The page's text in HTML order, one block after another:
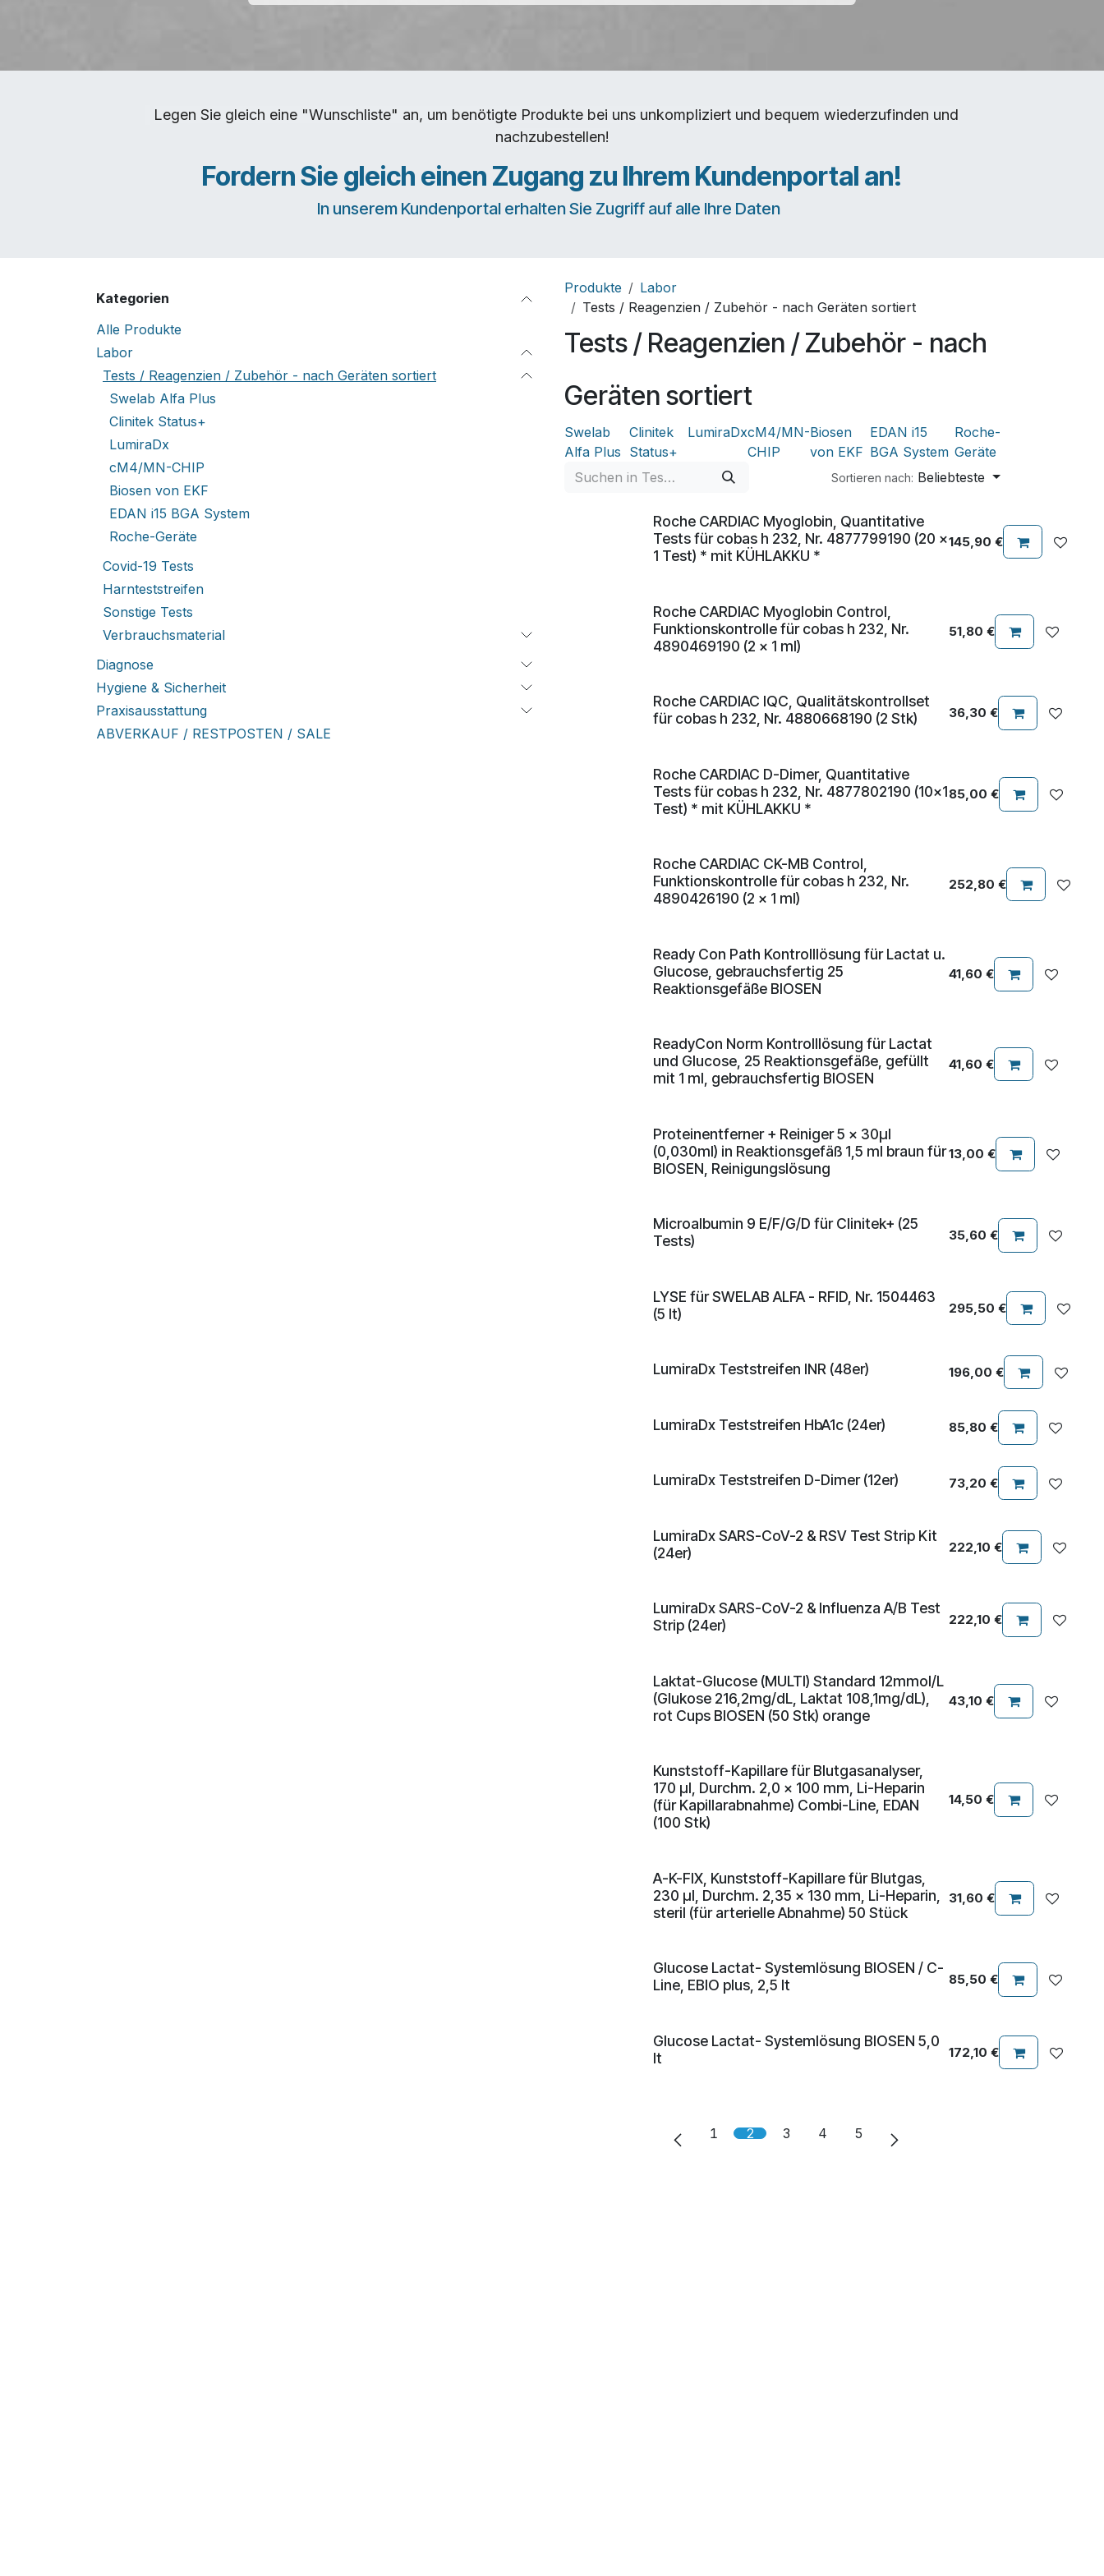
Legen Sie gleich eine "Wunschliste" an, um benötigte Produkte bei uns unkompliziert und bequem wiederzufinden und
nachzubestellen!
Fordern Sie gleich einen Zugang zu Ihrem Kundenportal an!
In unserem Kundenportal erhalten Sie Zugriff auf alle Ihre Daten
Kategorien
Alle Produkte
Labor
Tests / Reagenzien / Zubehör - nach Geräten sortiert
Swelab Alfa Plus
Clinitek Status+
LumiraDx
cM4/MN-CHIP
Biosen von EKF
EDAN i15 BGA System
Roche-Geräte
Covid-19 Tests
Harnteststreifen
Sonstige Tests
Verbrauchsmaterial
Diagnose
Hygiene & Sicherheit
Praxisausstattung
ABVERKAUF / RESTPOSTEN / SALE
Produkte
Labor
Tests / Reagenzien / Zubehör - nach Geräten sortiert
Tests / Reagenzien / Zubehör - nach
Geräten sortiert
Swelab
Alfa Plus
Clinitek
Status+
LumiraDxcM4/MN-
CHIP
Biosen
von EKF
EDAN i15
BGA System
Roche-
Geräte
Sortieren nach: Beliebteste
Roche CARDIAC Myoglobin, Quantitative
Tests für cobas h 232, Nr. 4877799190 (20 x
1 Test) * mit KÜHLAKKU *
145,90 €
Roche CARDIAC Myoglobin Control,
Funktionskontrolle für cobas h 232, Nr.
4890469190 (2 x 1 ml)
51,80 €
Roche CARDIAC IQC, Qualitätskontrollset
für cobas h 232, Nr. 4880668190 (2 Stk)
36,30 €
Roche CARDIAC D-Dimer, Quantitative
Tests für cobas h 232, Nr. 4877802190 (10x1
Test) * mit KÜHLAKKU *
85,00 €
Roche CARDIAC CK-MB Control,
Funktionskontrolle für cobas h 232, Nr.
4890426190 (2 x 1 ml)
252,80 €
Ready Con Path Kontrolllösung für Lactat u.
Glucose, gebrauchsfertig 25
Reaktionsgefäße BIOSEN
41,60 €
ReadyCon Norm Kontrolllösung für Lactat
und Glucose, 25 Reaktionsgefäße, gefüllt
mit 1 ml, gebrauchsfertig BIOSEN
41,60 €
Proteinentferner + Reiniger 5 x 30µl
(0,030ml) in Reaktionsgefäß 1,5 ml braun für
BIOSEN, Reinigungslösung
13,00 €
Microalbumin 9 E/F/G/D für Clinitek+ (25
Tests)
35,60 €
LYSE für SWELAB ALFA - RFID, Nr. 1504463
(5 lt)
295,50 €
LumiraDx Teststreifen INR (48er) 196,00 €
LumiraDx Teststreifen HbA1c (24er) 85,80 €
LumiraDx Teststreifen D-Dimer (12er) 73,20 €
​​​​​LumiraDx SARS-CoV-2 & RSV Test Strip Kit
(24er)
222,10 €
​​​​​LumiraDx SARS-CoV-2 & Influenza A/B Test
Strip (24er)
222,10 €
Laktat-Glucose (MULTI) Standard 12mmol/L
(Glukose 216,2mg/dL, Laktat 108,1mg/dL),
rot Cups BIOSEN (50 Stk) orange
43,10 €
Kunststoff-Kapillare für Blutgasanalyser,
170 µl, Durchm. 2,0 x 100 mm, Li-Heparin
(für Kapillarabnahme) Combi-Line, EDAN
(100 Stk)
14,50 €
A-K-FIX, Kunststoff-Kapillare für Blutgas,
230 µl, Durchm. 2,35 x 130 mm, Li-Heparin,
steril (für arterielle Abnahme) 50 Stück
31,60 €
Glucose Lactat- Systemlösung BIOSEN / C-
Line, EBIO plus, 2,5 lt
85,50 €
Glucose Lactat- Systemlösung BIOSEN 5,0
lt
172,10 €
1 2 3 4 5